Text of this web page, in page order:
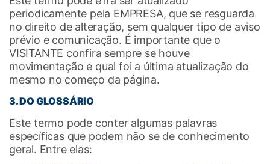
periodicamente pela EMPRESA, que se resguarda
no direito de alteração, sem qualquer tipo de aviso
prévio e comunicação. É importante que o
VISITANTE confira sempre se houve
movimentação e qual foi a última atualização do
mesmo no começo da página.
3. DO GLOSSÁRIO
Este termo pode conter algumas palavras
específicas que podem não se de conhecimento
geral. Entre elas: